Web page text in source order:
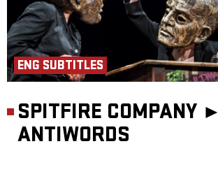
ENG SUBTITLES
SPITFIRE COMPANY ►
ANTIWORDS